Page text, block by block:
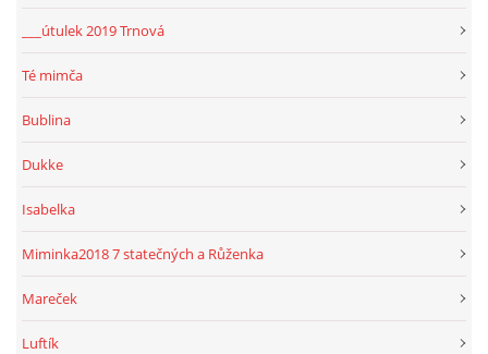
___útulek 2019 Trnová
Té mimča
Bublina
Dukke
Isabelka
Miminka2018 7 statečných a Růženka
Mareček
Luftík